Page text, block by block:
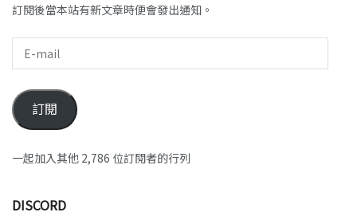
訂閱後當本站有新文章時便會發出通知。
訂閱
一起加入其他 2,786 位訂閱者的行列
DISCORD